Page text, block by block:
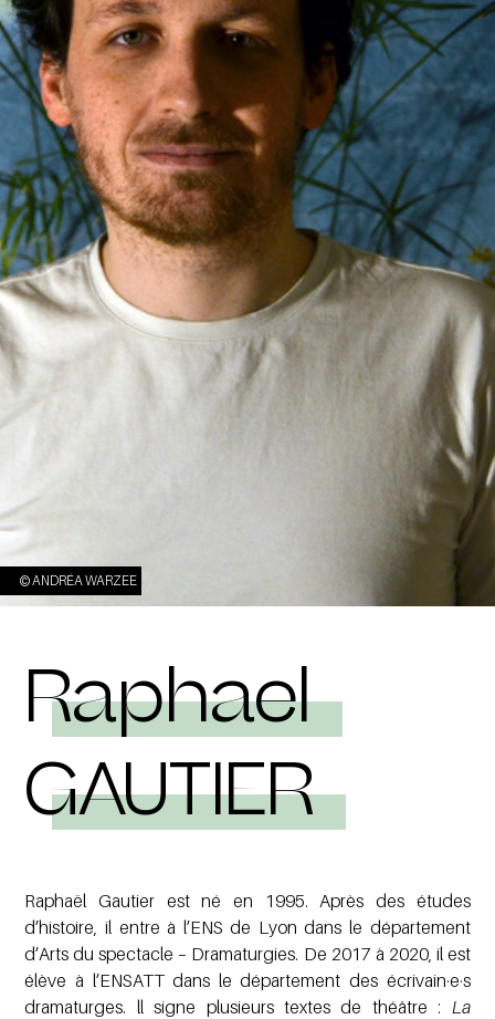
© ANDRÉA WARZEE
Raphaël
GAUTIER
Raphaël Gautier est né en 1995. Après des études
d’histoire, il entre à l’ENS de Lyon dans le département
d’Arts du spectacle – Dramaturgies. De 2017 à 2020, il est
élève à l’ENSATT dans le département des écrivain·e·s
dramaturges. ll signe plusieurs textes de théâtre : La